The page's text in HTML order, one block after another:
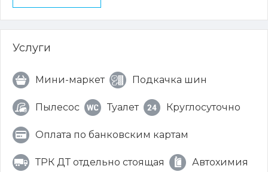
Услуги
Мини-маркет Подкачка шин
Пылесос Туалет Круглосуточно
Оплата по банковским картам
ТРК ДТ отдельно стоящая Автохимия